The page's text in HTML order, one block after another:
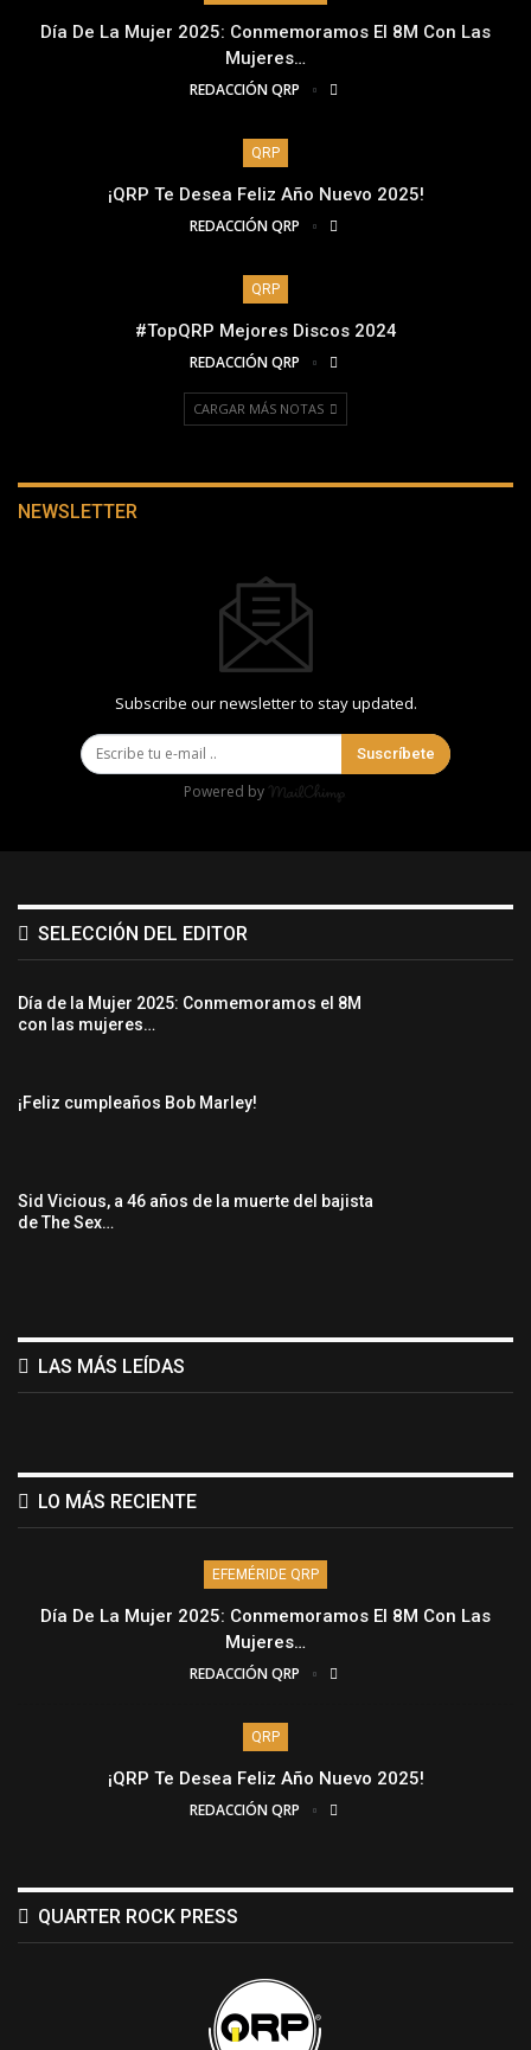
Día De La Mujer 2025: Conmemoramos El 8M Con Las
Mujeres…
REDACCIÓN QRP
QRP
¡QRP Te Desea Feliz Año Nuevo 2025!
REDACCIÓN QRP
QRP
#TopQRP Mejores Discos 2024
REDACCIÓN QRP
CARGAR MÁS NOTAS
NEWSLETTER
Subscribe our newsletter to stay updated.
Suscríbete
Powered by
SELECCIÓN DEL EDITOR
Día de la Mujer 2025: Conmemoramos el 8M
con las mujeres…
¡Feliz cumpleaños Bob Marley!
Sid Vicious, a 46 años de la muerte del bajista
de The Sex…
LAS MÁS LEÍDAS
LO MÁS RECIENTE
EFEMÉRIDE QRP
Día De La Mujer 2025: Conmemoramos El 8M Con Las
Mujeres…
REDACCIÓN QRP
QRP
¡QRP Te Desea Feliz Año Nuevo 2025!
REDACCIÓN QRP
QUARTER ROCK PRESS